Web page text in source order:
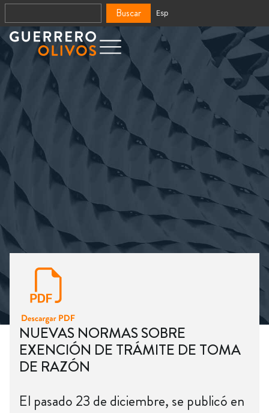
Buscar Esp
NUEVAS NORMAS SOBRE
EXENCIÓN DE TRÁMITE DE TOMA
DE RAZÓN
El pasado 23 de diciembre, se publicó en